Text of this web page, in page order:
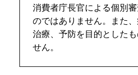
消費者庁長官による個別
のではありません。また、
治療、予防を目的とした
せん。